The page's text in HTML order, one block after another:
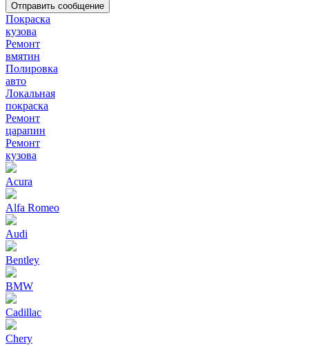
Покраска
кузова
Ремонт
вмятин
Полировка
авто
Локальная
покраска
Ремонт
царапин
Ремонт
кузова
Acura
Alfa Romeo
Audi
Bentley
BMW
Cadillac
Chery